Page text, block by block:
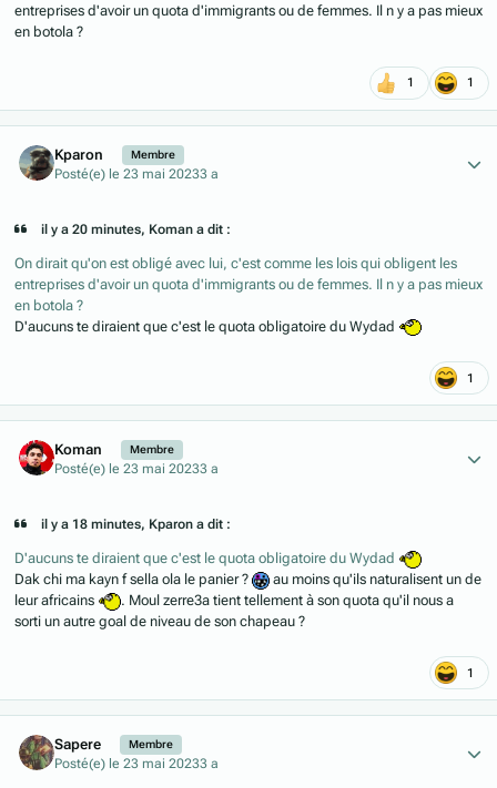
entreprises d'avoir un quota d'immigrants ou de femmes. Il n y a pas mieux
en botola ?
1 1
Kparon Membre
Posté(e) le 23 mai 20233 a
il y a 20 minutes, Koman a dit :
On dirait qu'on est obligé avec lui, c'est comme les lois qui obligent les
entreprises d'avoir un quota d'immigrants ou de femmes. Il n y a pas mieux
en botola ?
D'aucuns te diraient que c'est le quota obligatoire du Wydad
1
Koman Membre
Posté(e) le 23 mai 20233 a
il y a 18 minutes, Kparon a dit :
D'aucuns te diraient que c'est le quota obligatoire du Wydad
Dak chi ma kayn f sella ola le panier ?
au moins qu'ils naturalisent un de
leur africains
. Moul zerre3a tient tellement à son quota qu'il nous a
sorti un autre goal de niveau de son chapeau ?
1
Sapere Membre
Posté(e) le 23 mai 20233 a